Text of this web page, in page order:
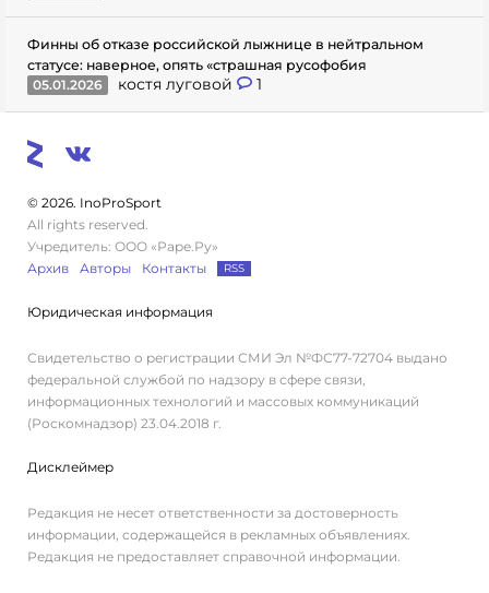
Финны об отказе российской лыжнице в нейтральном
статусе: наверное, опять «страшная русофобия
05.01.2026
костя луговой 1
© 2026. InoProSport
All rights reserved.
Учредитель: ООО «Раре.Ру»
Архив
Авторы Контакты RSS
Юридическая информация
Свидетельство о регистрации СМИ Эл №ФС77-72704 выдано
федеральной службой по надзору в сфере связи,
информационных технологий и массовых коммуникаций
(Роскомнадзор) 23.04.2018 г.
Дисклеймер
Редакция не несет ответственности за достоверность
информации, содержащейся в рекламных объявлениях.
Редакция не предоставляет справочной информации.